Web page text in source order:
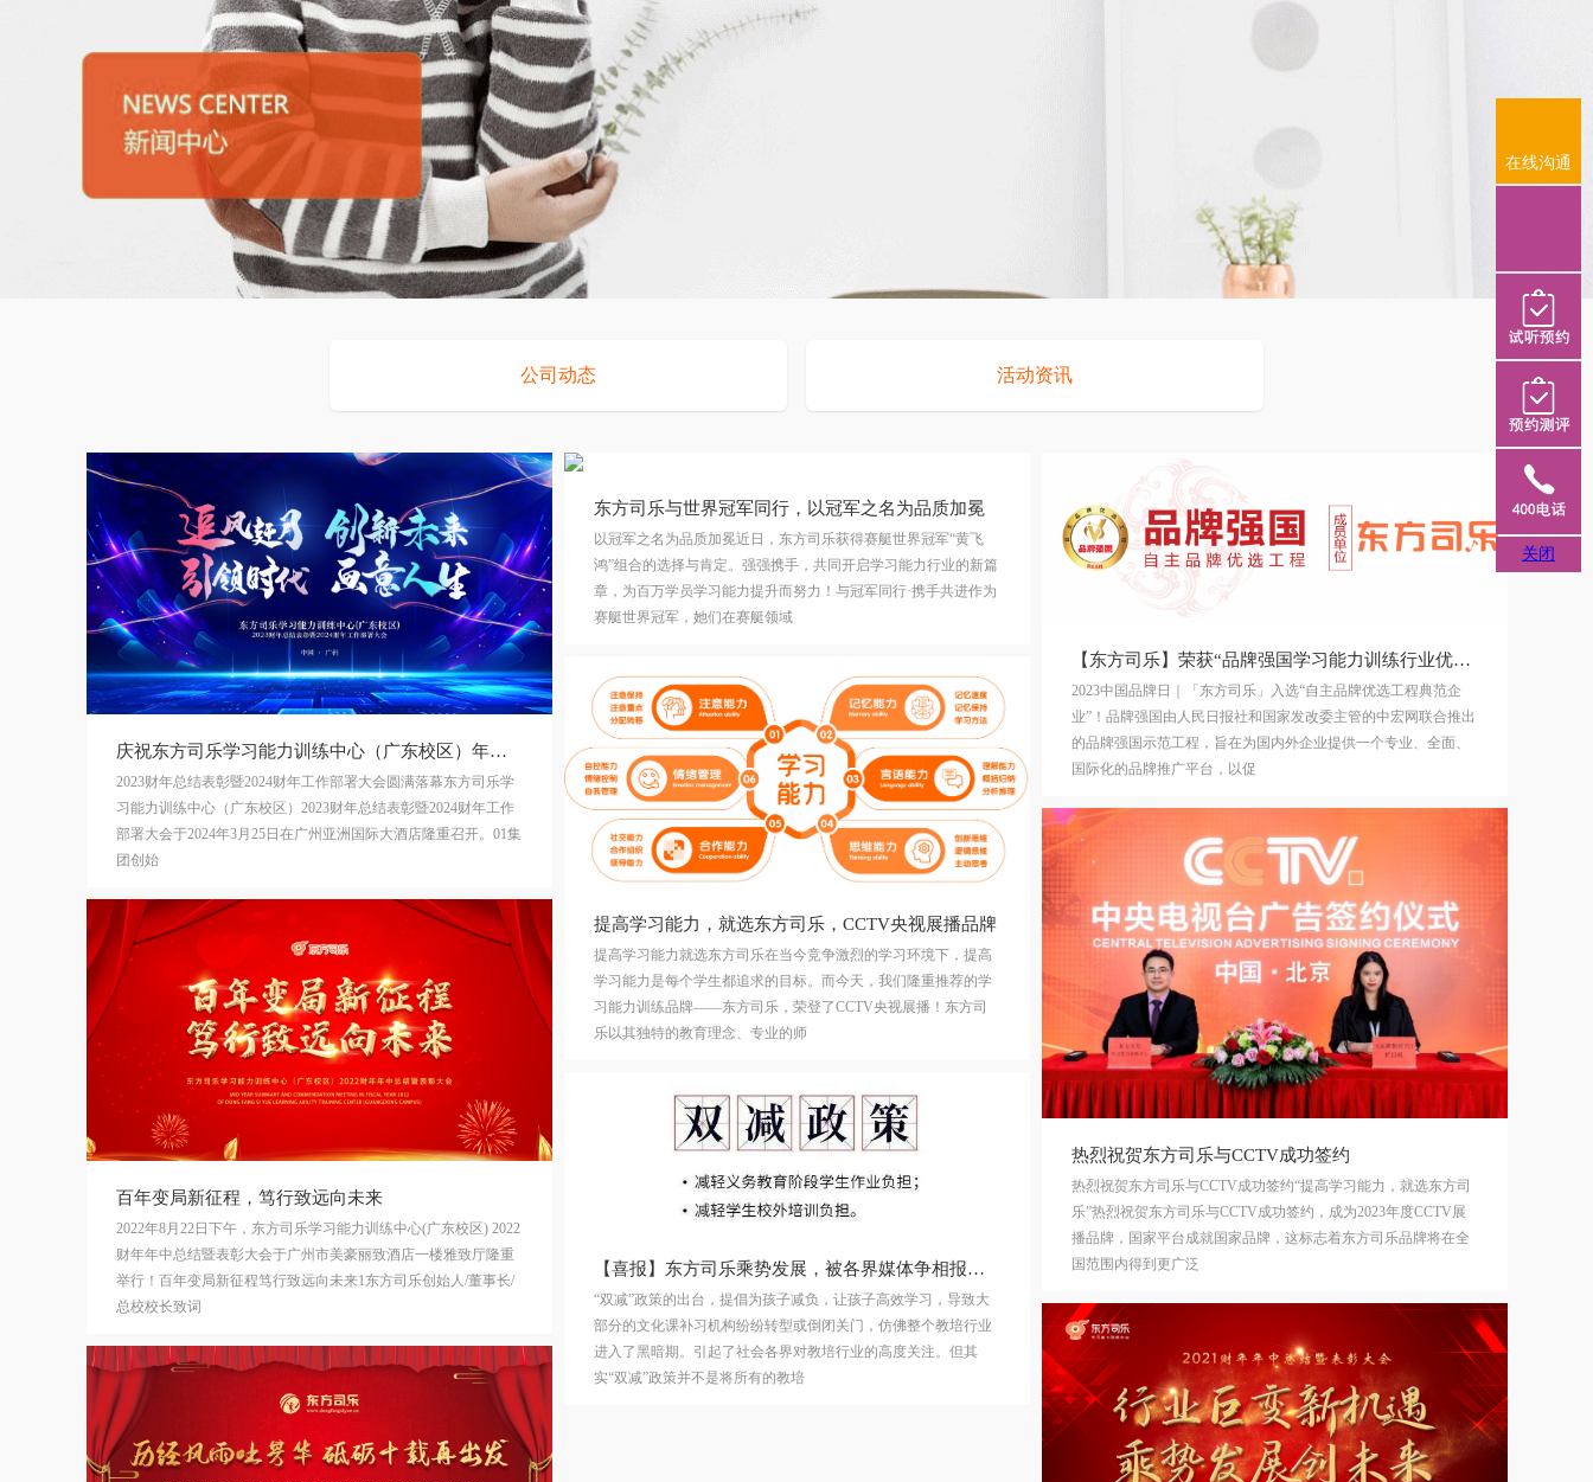
在线沟通
试听预约
预约测评
400-990-
关闭
公司动态 活动资讯
庆祝东方司乐学习能力训练中心（广东校区）年会圆满成功
2023财年总结表彰暨2024财年工作部署大会圆满落幕东方司乐学
习能力训练中心（广东校区）2023财年总结表彰暨2024财年工作
部署大会于2024年3月25日在广州亚洲国际大酒店隆重召开。01集
团创始
东方司乐与世界冠军同行，以冠军之名为品质加冕
以冠军之名为品质加冕近日，东方司乐获得赛艇世界冠军“黄飞
鸿”组合的选择与肯定。强强携手，共同开启学习能力行业的新篇
章，为百万学员学习能力提升而努力！与冠军同行·携手共进作为
赛艇世界冠军，她们在赛艇领域
【东方司乐】荣获“品牌强国学习能力训练行业优选成员单位”！
2023中国品牌日｜「东方司乐」入选“自主品牌优选工程典范企
业”！品牌强国由人民日报社和国家发改委主管的中宏网联合推出
的品牌强国示范工程，旨在为国内外企业提供一个专业、全面、
国际化的品牌推广平台，以促
提高学习能力，就选东方司乐，CCTV央视展播品牌
提高学习能力就选东方司乐在当今竞争激烈的学习环境下，提高
学习能力是每个学生都追求的目标。而今天，我们隆重推荐的学
习能力训练品牌——东方司乐，荣登了CCTV央视展播！东方司
乐以其独特的教育理念、专业的师
热烈祝贺东方司乐与CCTV成功签约
热烈祝贺东方司乐与CCTV成功签约“提高学习能力，就选东方司
乐”热烈祝贺东方司乐与CCTV成功签约，成为2023年度CCTV展
播品牌，国家平台成就国家品牌，这标志着东方司乐品牌将在全
国范围内得到更广泛
百年变局新征程，笃行致远向未来
2022年8月22日下午，东方司乐学习能力训练中心(广东校区) 2022
财年年中总结暨表彰大会于广州市美豪丽致酒店一楼雅致厅隆重
举行！百年变局新征程笃行致远向未来1东方司乐创始人/董事长/
总校校长致词
【喜报】东方司乐乘势发展，被各界媒体争相报道！
“双减”政策的出台，提倡为孩子减负，让孩子高效学习，导致大
部分的文化课补习机构纷纷转型或倒闭关门，仿佛整个教培行业
进入了黑暗期。引起了社会各界对教培行业的高度关注。但其
实“双减”政策并不是将所有的教培